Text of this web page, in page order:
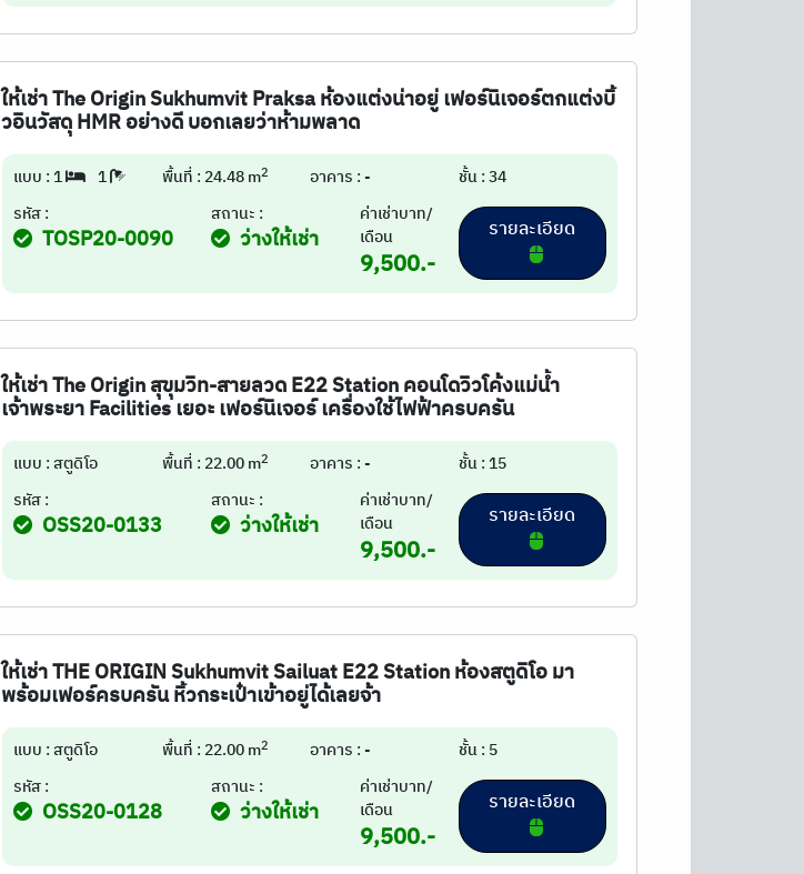
ให้เช่า The Origin Sukhumvit Praksa ห้องแต่งน่าอยู่ เฟอร์นิเจอร์ตกแต่งบิ้
วอินวัสดุ HMR อย่างดี บอกเลยว่าห้ามพลาด
แบบ : 1 1 พื้นที่ : 24.48 m2 อาคาร : -
ชั้น : 34
รหัส :
TOSP20-0090
สถานะ :
ว่างให้เช่า
ค่าเช่าบาท/
เดือน
9,500.-
ให้เช่า The Origin สุขุมวิท-สายลวด E22 Station คอนโดวิวโค้งแม่น้ำ
เจ้าพระยา Facilities เยอะ เฟอร์นิเจอร์ เครื่องใช้ไฟฟ้าครบครัน
แบบ : สตูดิโอ พื้นที่ : 22.00 m2 อาคาร : -
ชั้น : 15
รหัส :
OSS20-0133
สถานะ :
ว่างให้เช่า
ค่าเช่าบาท/
เดือน
9,500.-
ให้เช่า THE ORIGIN Sukhumvit Sailuat E22 Station ห้องสตูดิโอ มา
พร้อมเฟอร์ครบครัน หิ้วกระเป๋าเข้าอยู่ได้เลยจ้า
แบบ : สตูดิโอ พื้นที่ : 22.00 m2 อาคาร : -
ชั้น : 5
รหัส :
OSS20-0128
สถานะ :
ว่างให้เช่า
ค่าเช่าบาท/
เดือน
9,500.-